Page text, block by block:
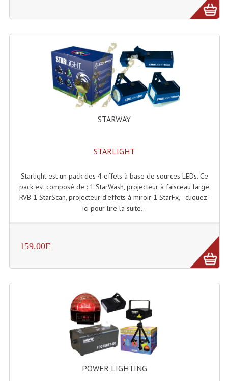
Microphones Filaires
Micro Sans Fil HF VHF 200MHZ
Micro Sans Fil HF UHF 800MHZ
Micros De Studio
Microphones De Surface
Portes Voix Mégaphones
Pupitre Pour Discours
Tables De Mixage DJ
Controleurs DJ USB / MP3
Consoles Sono Et Studio
Consoles Numériques
Consoles Amplifiées
STARWAY
STARLIGHT
Starlight est un pack des 4 effets à base de sources LEDs. Ce
pack est composé de : 1 StarWash, projecteur à faisceau large
RVB 1 StarScan, projecteur d’effets à miroir 1 StarFx, - cliquez-
ici pour lire la suite...
159.00E
POWER LIGHTING